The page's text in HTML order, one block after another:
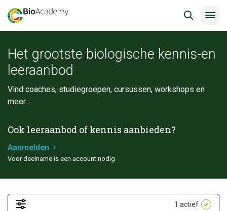
Het grootste biologische kennis-en
leeraanbod
Vind coaches, studiegroepen, cursussen, workshops en
meer….
Ook leeraanbod of kennis aanbieden?
Aanmelden
Voor deelname is een account nodig
1 actief